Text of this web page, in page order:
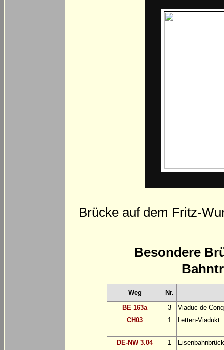
Brücke auf dem Fritz-
Besondere
Weg
Nr.
BE 163a
3
Viaduc de
CH03
1 Letten-Viadukt
DE-NW 3.04 1